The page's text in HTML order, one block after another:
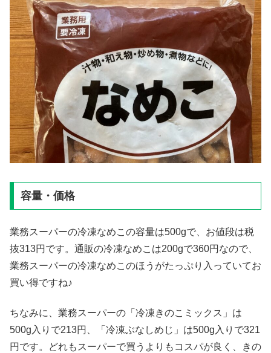
容量・価格
業務スーパーの冷凍なめこの容量は500gで、お値段は税
抜313円です。通販の冷凍なめこは200gで360円なので、
業務スーパーの冷凍なめこのほうがたっぷり入っていてお
買い得ですね♪
ちなみに、業務スーパーの「冷凍きのこミックス」は
500g入りで213円、「冷凍ぶなしめじ」は500g入りで321
円です。どれもスーパーで買うよりもコスパが良く、きの